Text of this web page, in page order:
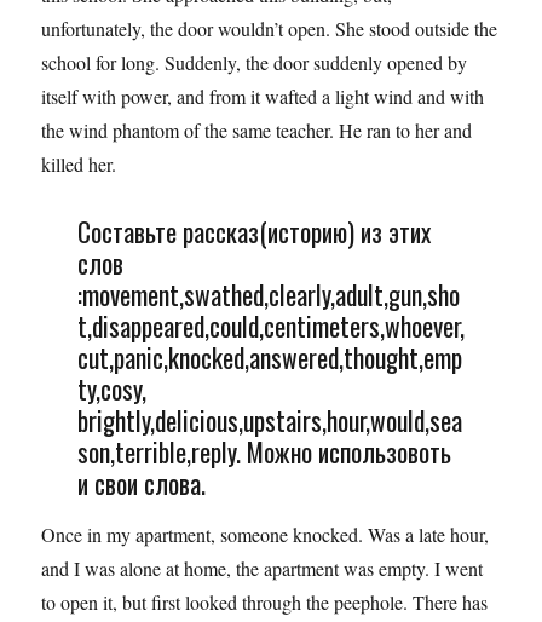
unfortunately, the door wouldn’t open. She stood outside the
school for long. Suddenly, the door suddenly opened by
itself with power, and from it wafted a light wind and with
the wind phantom of the same teacher. He ran to her and
killed her.
Составьте рассказ(историю) из этих
слов
:movement,swathed,clearly,adult,gun,sho
t,disappeared,could,centimeters,whoever,
cut,panic,knocked,answered,thought,emp
ty,cosy,
brightly,delicious,upstairs,hour,would,sea
son,terrible,reply. Можно использовоть
и свои слова.
Once in my apartment, someone knocked. Was a late hour,
and I was alone at home, the apartment was empty. I went
to open it, but first looked through the peephole. There has